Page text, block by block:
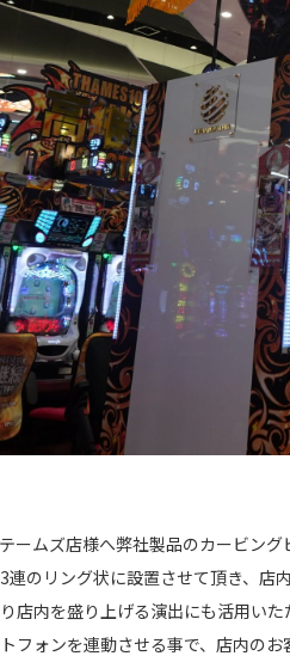
ームズ店様へ弊社製品のカービング
のリング状に設置させて頂き、店
店内を盛り上げる演出にも活用いた
フォンを連動させる事で、店内の